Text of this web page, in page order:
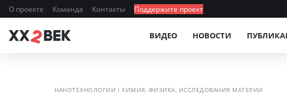
О проекте Команда Контакты Поддержите проект
ВИДЕО НОВОСТИ
НАНОТЕХНОЛОГИИ ХИМИЯ, ФИЗИКА, ИССЛЕДОВАНИЯ МАТЕРИИ